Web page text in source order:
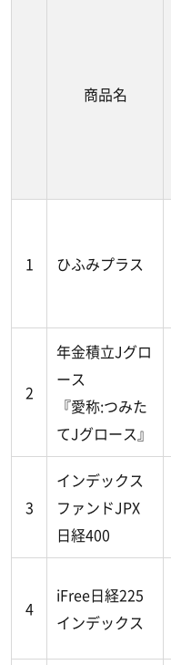
商品名
1 ひふみプラス
2
年金積立Jグロ
ース
『愛称:つみた
てJグロース』
3
インデックス
ファンドJPX
日経400
4
iFree日経225
インデックス